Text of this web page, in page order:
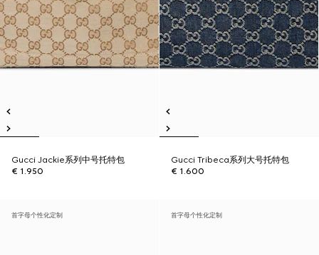
Gucci Jackie系列中号托特包
€ 1.950
Gucci Tribeca系列大号托特包
€ 1.600
首字母个性化定制 首字母个性化定制